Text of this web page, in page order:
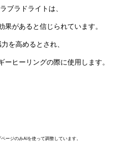
ブラドライトは、
果があると信じられています。
を高めるとされ、
ヒーリングの際に使用します。
ージのみAIを使って調整しています。